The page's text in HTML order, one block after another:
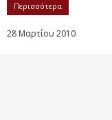
Περισσότερα
28 Μαρτίου 2010